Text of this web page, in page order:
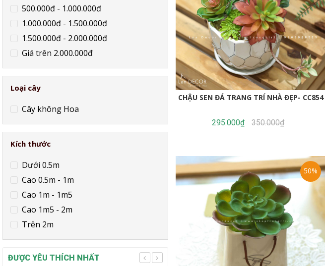
CHẬU SEN ĐÁ TRANG TRÍ NHÀ ĐẸP- CC854
295.000₫ 350.000₫
50%
500.000đ - 1.000.000đ
1.000.000đ - 1.500.000đ
1.500.000đ - 2.000.000đ
Giá trên 2.000.000đ
Loại cây
Cây không Hoa
Kích thước
Dưới 0.5m
Cao 0.5m - 1m
Cao 1m - 1m5
Cao 1m5 - 2m
Trên 2m
ĐƯỢC YÊU THÍCH NHẤT